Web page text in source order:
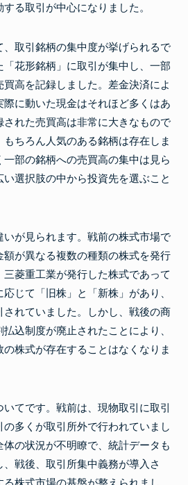
る取引が中心になりました。
、取引銘柄の集中度が挙げられるで
「花形銘柄」に取引が集中し、一部
高を記録しました。差金決済によ
際に動いた現金はそれほど多くはあ
された売買高は非常に大きなもので
もちろん人気のある銘柄は存在しま
部の銘柄への売買高の集中は見ら
選択肢の中から投資先を選ぶこと
いが見られます。戦前の株式市場で
額が異なる複数の種類の株式を発行
三菱重工業が発行した株式であって
じて「旧株」と「新株」があり、
されていました。しかし、戦後の商
込制度が廃止されたことにより、
株式が存在することはなくなりま
てです。戦前は、現物取引に取引
多くが取引所外で行われていまし
の状況が不明瞭で、統計データも
戦後、取引所集中義務が導入さ